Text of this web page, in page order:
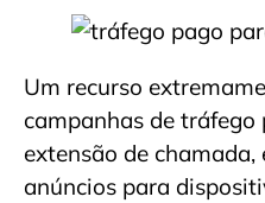
Um recurso
campanhas de
extensão de chamada,
anúncios para